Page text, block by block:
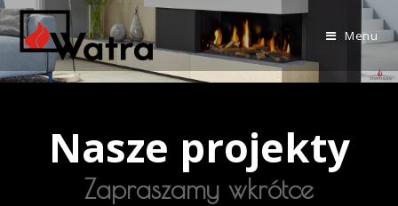
Menu
Nasze projekty
Zapraszamy wkrótce